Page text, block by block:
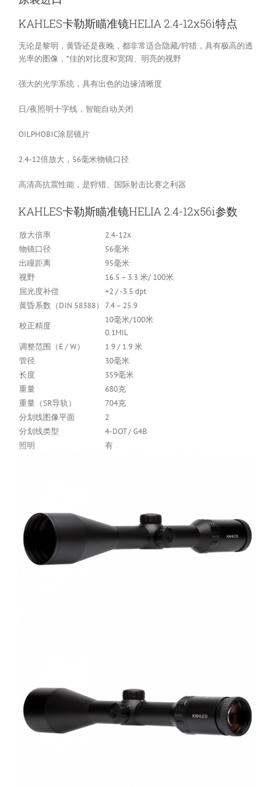
KAHLES卡勒斯瞄准镜HELIA 2.4-12x56i特点
无论是黎明，黄昏还是夜晚，都非常适合隐藏/狩猎，具有极高的透
光率的图像，*佳的对比度和宽阔、明亮的视野
强大的光学系统，具有出色的边缘清晰度
日/夜照明十字线，智能自动关闭
OILPHOBIC涂层镜片
2.4-12倍放大，56毫米物镜口径
高清高抗震性能，是狩猎、国际射击比赛之利器
KAHLES卡勒斯瞄准镜HELIA 2.4-12x56i参数
放大倍率
2.4-12x
物镜口径
56毫米
出瞳距离
95毫米
视野
16.5 – 3.3 米/ 100米
屈光度补偿
+2 / -3.5 dpt
黄昏系数（DIN 58388） 7.4 – 25.9
校正精度
10毫米/100米
0.1MIL
调整范围（E / W）
1.9 / 1.9 米
管径
30毫米
长度
359毫米
重量
680克
重量（SR导轨）
704克
分划线图像平面
2
分划线类型
4-DOT / G4B
照明
有